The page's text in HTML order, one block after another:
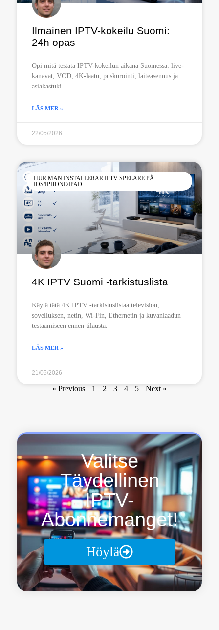
Ilmainen IPTV-kokeilu Suomi:
24h opas
Opi mitä testata IPTV-kokeilun aikana Suomessa: live-
kanavat, VOD, 4K-laatu, puskurointi, laiteasennus ja
asiakastuki.
LÄS MER »
22/05/2026
HUR MAN INSTALLERAR IPTV-SPELARE PÅ
IOS/IPHONE/IPAD
4K IPTV Suomi -tarkistuslista
Käytä tätä 4K IPTV -tarkistuslistaa television,
sovelluksen, netin, Wi-Fin, Ethernetin ja kuvanlaadun
testaamiseen ennen tilausta.
LÄS MER »
21/05/2026
« Previous 1 2 3 4 5 Next »
Valitse
Täydellinen
IPTV-
Abonnemanget!
Höylä